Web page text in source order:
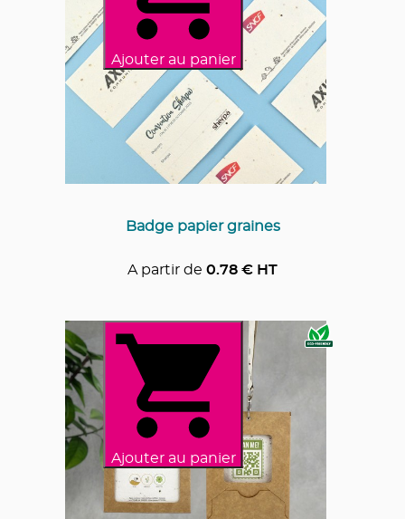
Ajouter au panier
Badge papier graines
A partir de 0.78 € HT
Ajouter au panier